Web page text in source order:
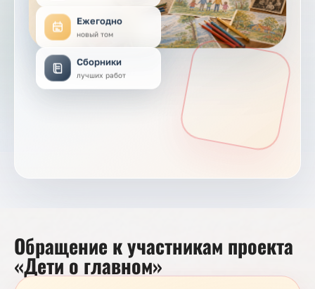
Ежегодно
новый том
Сборники
лучших работ
Обращение к участникам проекта
«Дети о главном»